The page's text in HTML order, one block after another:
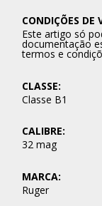
CONDIÇÕES DE
Este artigo só
documentação
termos e
CLASSE:
Classe B1
CALIBRE:
32 mag
MARCA:
Ruger